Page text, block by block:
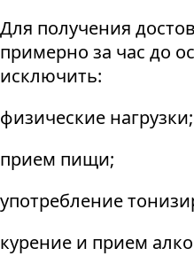
Для получения
примерно за час до
исключить:
физические нагрузки;
прием пищи;
употребление
курение и прием